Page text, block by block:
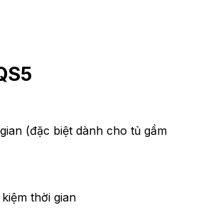
(đặc biệt dành cho tủ gầm
thời gian